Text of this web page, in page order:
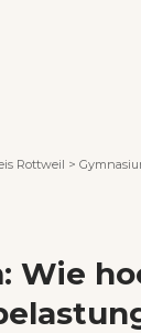
Rottweil > Gymnasium:
Wie